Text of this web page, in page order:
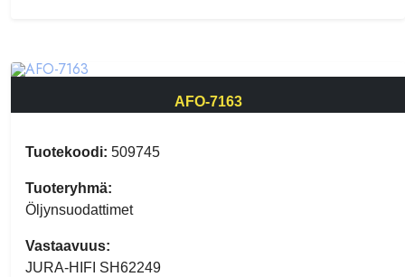
AFO-7163
Tuotekoodi: 509745
Tuoteryhmä:
Öljynsuodattimet
Vastaavuus:
JURA-HIFI SH62249